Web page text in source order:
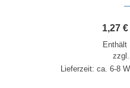
1,27€
Enthält
zzgl.
Lieferzeit: ca. 6-8